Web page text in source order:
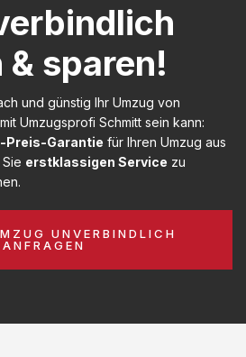
sparen!
und günstig Ihr Umzug von
Umzugsprofi Schmitt sein kann:
Preis-Garantie für Ihren Umzug aus
erstklassigen Service zu
UNVERBINDLICH
ANFRAGEN